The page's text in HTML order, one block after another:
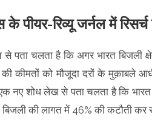
रिव्यू जर्नल में रिसर्च
पता चलता है कि अगर भारत बिजली
कीमतों को मौजूदा दरों के मुक़ाबले
एक नए शोध लेख से पता चलता है कि
बिजली की लागत में 46% की कटौती कर